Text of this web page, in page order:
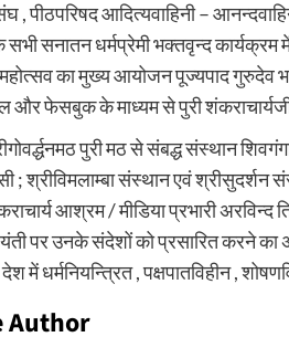
, पीठपरिषद आदित्यवाहिनी –
सनातन धर्मप्रेमी भक्तवृन्द
का मुख्य आयोजन पूज्यपाद गुरुदेव
और फेसबुक के माध्यम से पुरी
पुरी मठ से संबद्ध संस्थान
; श्रीविमलाम्बा संस्थान एवं श्रीसुदर्शन
आश्रम / मीडिया प्रभारी अरविन्द
पर उनके संदेशों को प्रसारित करने का
में धर्मनियन्त्रित , पक्षपातविहीन ,
Author